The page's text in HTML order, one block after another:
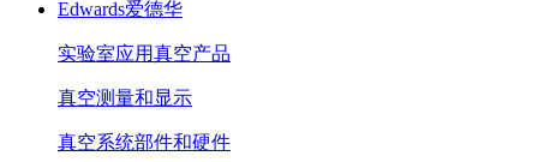
Edwards爱德华
实验室应用真空产品
真空测量和显示
真空系统部件和硬件